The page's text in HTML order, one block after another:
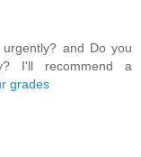
and Do you
I'll recommend a
grades